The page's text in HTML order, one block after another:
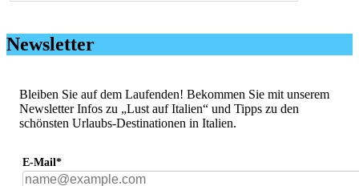
Newsletter
Bleiben Sie auf dem Laufenden! Bekommen Sie mit unserem
Newsletter Infos zu „Lust auf Italien“ und Tipps zu den
schönsten Urlaubs-Destinationen in Italien.
E-Mail*